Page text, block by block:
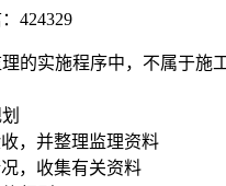
424329
的实施程序中，不属于施
，并整理监理资料
，收集有关资料